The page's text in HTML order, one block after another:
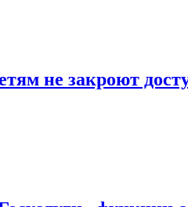
не закроют